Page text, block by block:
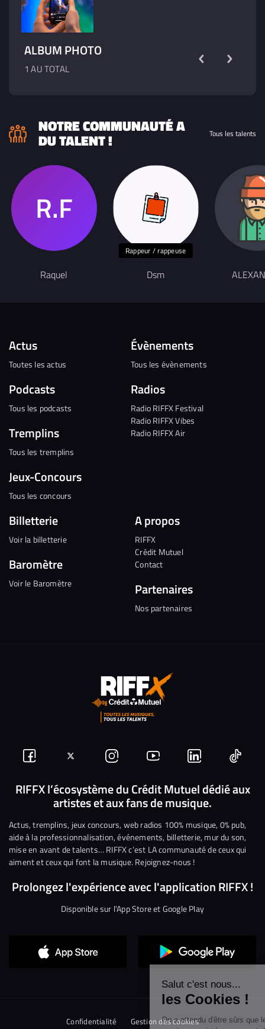
Continuer sans accepter
On a attendu d'être sûrs que le contenu de
ALBUM PHOTO
1 AU TOTAL
NOTRE COMMUNAUTÉ A
DU TALENT ! Tous les talents
Raquel
Rappeur / rappeuse
Dsm
Actus
Toutes les actus
Podcasts
Tous les podcasts
Tremplins
Tous les tremplins
Jeux-Concours
Tous les concours
Évènements
Tous les évènements
Radios
Radio RIFFX Festival
Radio RIFFX Vibes
Radio RIFFX Air
Billetterie
Voir la billetterie
Baromètre
Voir le Baromètre
A propos
RIFFX
Crédit Mutuel
Contact
Partenaires
Nos partenaires
Suivez-
nous
Facebook
Suivez-
nous
sur
Twitter
Nous
rejoindre
sur
Instagram
Nous
rejoindre
sur
YouTube
Nous
rejoindre
sur
Linkedin
Nous
RIFFX l’écosystème du Crédit Mutuel dédié aux
artistes et aux fans de musique.
Actus, tremplins, jeux concours, web radios 100% musique, 0% pub,
aide à la professionnalisation, événements, billetterie, mur du son,
mise en avant de talents… RIFFX c’est LA communauté de ceux qui
aiment et ceux qui font la musique. Rejoignez-nous !
Prolongez l'expérience avec l'application RIFFX !
Disponible sur l'App Store et Google Play
Confidentialité Gestion des cookies